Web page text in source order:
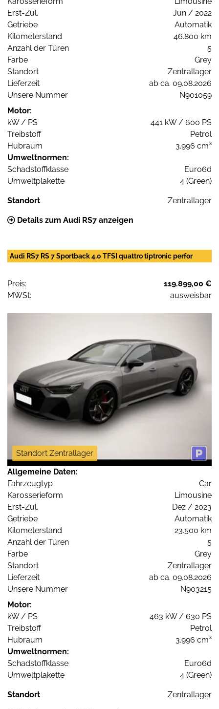
Erst-Zul.
Jun / 2022
Getriebe
Automatik
Kilometerstand
46.800 km
Anzahl der Türen
5
Farbe
Grey
Standort
Zentrallager
Lieferzeit
ab ca. 09.08.2026
Unsere Nummer
N901059
Motor:
kW / PS
441 kW / 600 PS
Treibstoff
Petrol
Hubraum
3.996 cm³
Umweltnormen:
Schadstoffklasse
Euro6d
Umweltplakette
4 (Green)
Standort Zentrallager
Details zum Audi RS7 anzeigen
Audi RS7 RS 7 Sportback 4.0 TFSI quattro tiptronic perfor
Preis:
119.899,00 €
MWSt:
ausweisbar
Standort Zentrallager
Allgemeine Daten:
Fahrzeugtyp
Car
Karosserieform
Limousine
Erst-Zul.
Dez / 2023
Getriebe
Automatik
Kilometerstand
23.500 km
Anzahl der Türen
5
Farbe
Grey
Standort
Zentrallager
Lieferzeit
ab ca. 09.08.2026
Unsere Nummer
N903215
Motor:
kW / PS
463 kW / 630 PS
Treibstoff
Petrol
Hubraum
3.996 cm³
Umweltnormen:
Schadstoffklasse
Euro6d
Umweltplakette
4 (Green)
Standort Zentrallager